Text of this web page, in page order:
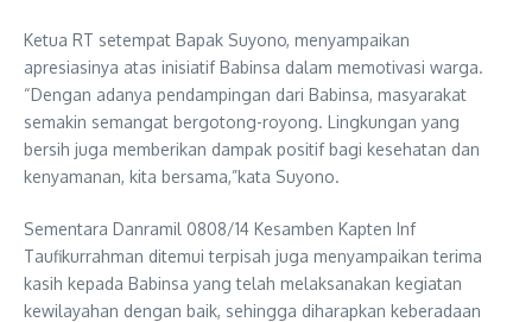
Ketua RT setempat Bapak Suyono, menyampaikan
apresiasinya atas inisiatif Babinsa dalam memotivasi warga.
“Dengan adanya pendampingan dari Babinsa, masyarakat
semakin semangat bergotong-royong. Lingkungan yang
bersih juga memberikan dampak positif bagi kesehatan dan
kenyamanan, kita bersama,”kata Suyono.
Sementara Danramil 0808/14 Kesamben Kapten Inf
Taufikurrahman ditemui terpisah juga menyampaikan terima
kasih kepada Babinsa yang telah melaksanakan kegiatan
kewilayahan dengan baik, sehingga diharapkan keberadaan